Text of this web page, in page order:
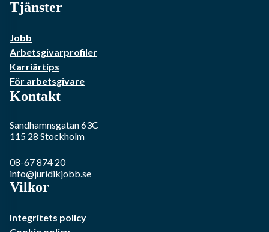
Tjänster
Jobb
Arbetsgivarprofiler
Karriärtips
För arbetsgivare
Kontakt
Sandhamnsgatan 63C
115 28 Stockholm
08-67 874 20
info@juridikjobb.se
Vilkor
Integritets policy